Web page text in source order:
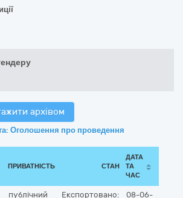
архівом
Оголошення про проведення
ПРИВАТНІСТЬ СТАН
ДАТА
ТА
ЧАС
публічний Експортовано: 08-06-